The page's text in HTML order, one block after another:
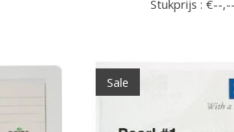
Stukprijs : €--
Sale